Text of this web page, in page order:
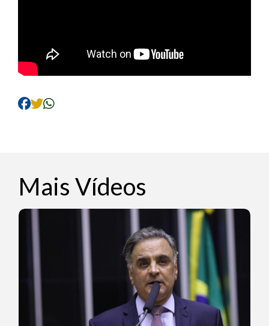
Mais Vídeos